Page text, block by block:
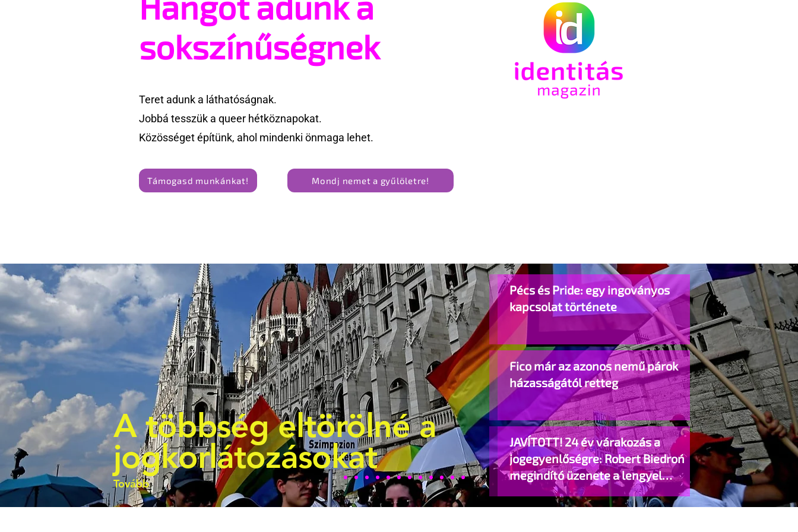
párok házasságától retteg
Biedroń megindító üzenete a
sokszínűségnek
Teret adunk a láthatóságnak.
Jobbá tesszük a queer hétköznapokat.
Közösséget építünk, ahol mindenki önmaga lehet.
Támogasd munkánkat! Mondj nemet a gyűlöletre!
A többség eltörölné a
jogkorlátozásokat
Tovább
Pécs és Pride: egy ingoványos
kapcsolat története
Fico már az azonos nemű párok
házasságától retteg
JAVÍTOTT! 24 év várakozás a
jogegyenlőségre: Robert Biedroń
megindító üzenete a lengyel
bejegyzett élettársi kapcsolatokért